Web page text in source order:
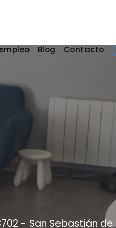
Blog Contacto
- San Sebastián de